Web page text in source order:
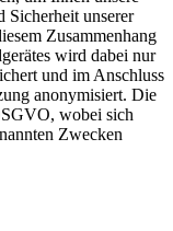
Sicherheit unserer
Zusammenhang
wird dabei nur
und im Anschluss
anonymisiert. Die
wobei sich
Zwecken